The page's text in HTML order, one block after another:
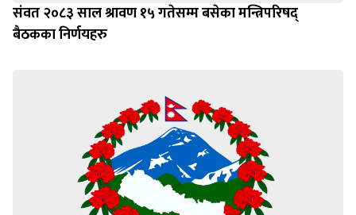
संवत २०८३ साल श्रावण १५ गतेसम्म बसेका मन्त्रिपरिषद्
बैठकका निर्णयहरु